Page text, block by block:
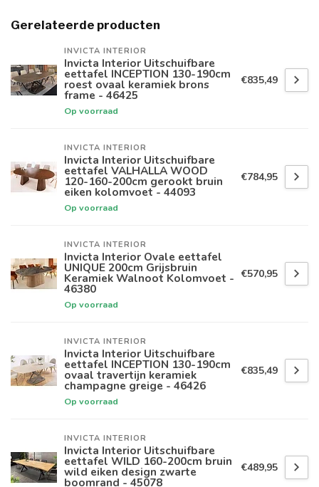
Gerelateerde producten
INVICTA INTERIOR
Invicta Interior Uitschuifbare
eettafel INCEPTION 130-190cm
roest ovaal keramiek brons
frame - 46425
Op voorraad
€835,49
INVICTA INTERIOR
Invicta Interior Uitschuifbare
eettafel VALHALLA WOOD
120-160-200cm gerookt bruin
eiken kolomvoet - 44093
Op voorraad
€784,95
INVICTA INTERIOR
Invicta Interior Ovale eettafel
UNIQUE 200cm Grijsbruin
Keramiek Walnoot Kolomvoet -
46380
Op voorraad
€570,95
INVICTA INTERIOR
Invicta Interior Uitschuifbare
eettafel INCEPTION 130-190cm
ovaal travertijn keramiek
champagne greige - 46426
Op voorraad
€835,49
INVICTA INTERIOR
Invicta Interior Uitschuifbare
eettafel WILD 160-200cm bruin
wild eiken design zwarte
boomrand - 45078
€489,95